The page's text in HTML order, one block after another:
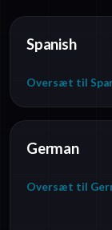
Spanish
Oversæt til
German
Oversæt til